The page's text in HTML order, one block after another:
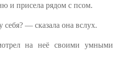
и присела рядом с псом.
— сказала она вслух.
на неё своими умными